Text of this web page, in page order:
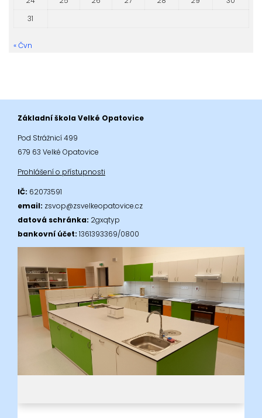
31
« Čvn
Základní škola Velké Opatovice
Pod Strážnicí 499
679 63 Velké Opatovice
Prohlášení o přístupnosti
IČ: 62073591
email: zsvop@zsvelkeopatovice.cz
datová schránka: 2gxqtyp
bankovní účet: 1361393369/0800